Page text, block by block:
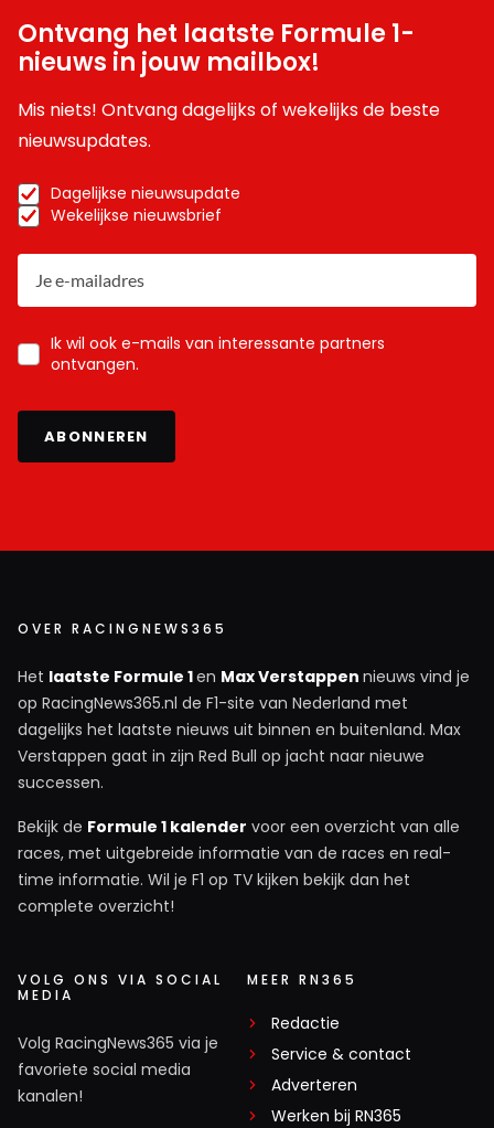
Ontvang het laatste Formule 1-
nieuws in jouw mailbox!
Mis niets! Ontvang dagelijks of wekelijks de beste
nieuwsupdates.
Dagelijkse nieuwsupdate
Wekelijkse nieuwsbrief
Ik wil ook e-mails van interessante partners
ontvangen.
ABONNEREN
OVER RACINGNEWS365
Het laatste Formule 1en Max Verstappen nieuws vind je
op RacingNews365.nl de F1-site van Nederland met
dagelijks het laatste nieuws uit binnen en buitenland. Max
Verstappen gaat in zijn Red Bull op jacht naar nieuwe
successen.
Bekijk de Formule 1 kalender voor een overzicht van alle
races, met uitgebreide informatie van de races en real-
time informatie. Wil je F1 op TV kijken bekijk dan het
complete overzicht!
VOLG ONS VIA SOCIAL
MEDIA
Volg RacingNews365 via je
favoriete social media
kanalen!
MEER RN365
Redactie
Service & contact
Adverteren
Werken bij RN365